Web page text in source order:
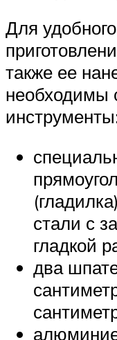
Для
также ее
необходимы
стали с
гладкой
два